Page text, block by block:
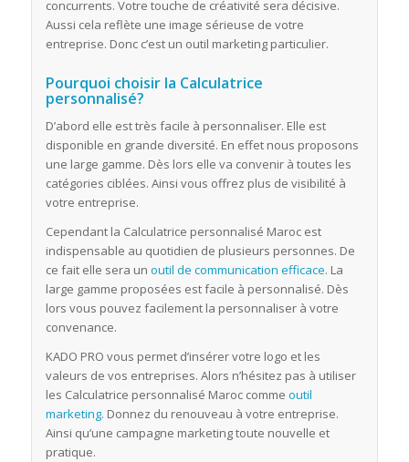
concurrents. Votre touche de créativité sera décisive.
Aussi cela reflète une image sérieuse de votre
entreprise. Donc c’est un outil marketing particulier.
Pourquoi choisir la Calculatrice
personnalisé?
D’abord elle est très facile à personnaliser. Elle est
disponible en grande diversité. En effet nous proposons
une large gamme. Dès lors elle va convenir à toutes les
catégories ciblées. Ainsi vous offrez plus de visibilité à
votre entreprise.
Cependant la Calculatrice personnalisé Maroc est
indispensable au quotidien de plusieurs personnes. De
ce fait elle sera un outil de communication efficace. La
large gamme proposées est facile à personnalisé. Dès
lors vous pouvez facilement la personnaliser à votre
convenance.
KADO PRO vous permet d’insérer votre logo et les
valeurs de vos entreprises. Alors n’hésitez pas à utiliser
les Calculatrice personnalisé Maroc comme outil
marketing. Donnez du renouveau à votre entreprise.
Ainsi qu’une campagne marketing toute nouvelle et
pratique.